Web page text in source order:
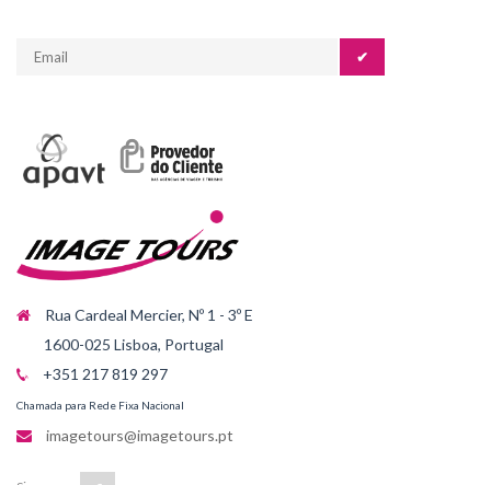
✔
Rua Cardeal Mercier, Nº 1 - 3º E
1600-025 Lisboa, Portugal
+351 217 819 297
Chamada para Rede Fixa Nacional
imagetours@imagetours.pt